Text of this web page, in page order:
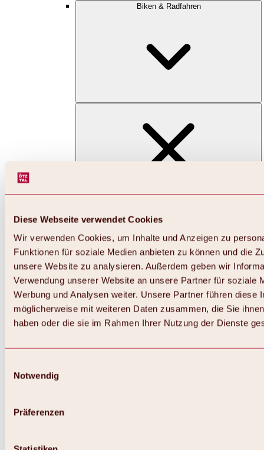
Diese Webseite verwendet Cookies
Wir verwenden Cookies, um Inhalte und Anzeigen zu
Funktionen für soziale Medien anbieten zu können und die
unsere Website zu analysieren. Außerdem geben wir
Verwendung unserer Website an unsere Partner für soziale
Werbung und Analysen weiter. Unsere Partner führen diese
möglicherweise mit weiteren Daten zusammen, die Sie
haben oder die sie im Rahmen Ihrer Nutzung der Dienste
Notwendig
Präferenzen
Biken & Radfahren